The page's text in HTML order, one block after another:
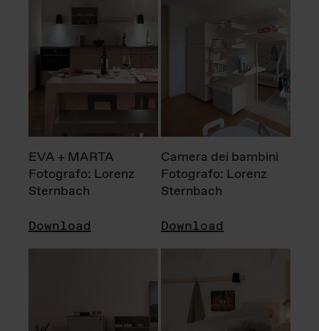
EVA + MARTA
Fotografo: Lorenz
Sternbach
Download
Camera dei bambini
Fotografo: Lorenz
Sternbach
Download